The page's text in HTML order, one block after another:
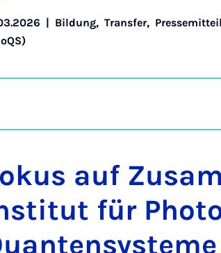
| Bildung,Transfer,
auf
für